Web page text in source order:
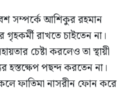
সম্পর্কে আশিকুর রহমান
রাখতে চাইতেন না।
চেষ্টা করলেও তা স্থায়ী
হস্তক্ষেপ পছন্দ করতেন না।
ফাতিমা নাসরীন ফোন করে